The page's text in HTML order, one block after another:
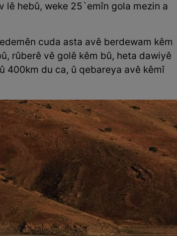
lê hebû, weke 25`emîn gola mezin a
cuda asta avê berdewam kêm
rûberê vê golê kêm bû, heta dawiyê
400km du ca, û qebareya avê kêmî